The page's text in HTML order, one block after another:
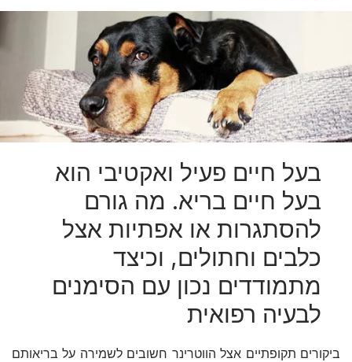
בעל חיים פעיל ואקטיבי הוא
בעל חיים בריא. מה גורם
להסתגרות או אפתיות אצל
כלבים וחתולים, וכיצד
מתמודדים נכון עם הסימנים
לבעיה רפואית
ביקורים תקופתיים אצל הווטרינר חשובים לשמירה על בריאותם